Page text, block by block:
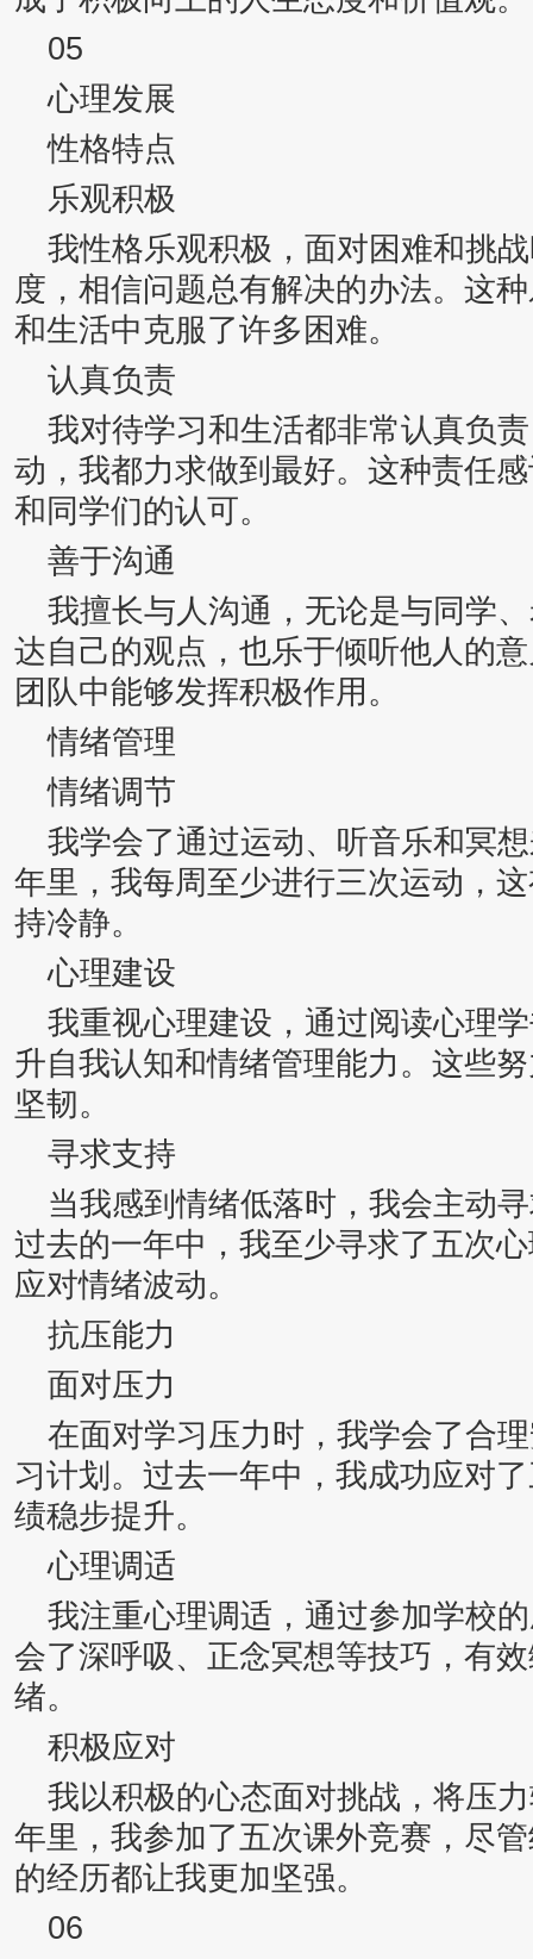
05
心理发展
性格特点
乐观积极
我性格乐观积极，面对困难和挑
度，相信问题总有解决的办法。这
和生活中克服了许多困难。
认真负责
我对待学习和生活都非常认真负
动，我都力求做到最好。这种责任
和同学们的认可。
善于沟通
我擅长与人沟通，无论是与同学
达自己的观点，也乐于倾听他人的
团队中能够发挥积极作用。
情绪管理
情绪调节
我学会了通过运动、听音乐和冥
年里，我每周至少进行三次运动，
持冷静。
心理建设
我重视心理建设，通过阅读心理
升自我认知和情绪管理能力。这些
坚韧。
寻求支持
当我感到情绪低落时，我会主动
过去的一年中，我至少寻求了五次
应对情绪波动。
抗压能力
面对压力
在面对学习压力时，我学会了合
习计划。过去一年中，我成功应对
绩稳步提升。
心理调适
我注重心理调适，通过参加学校
会了深呼吸、正念冥想等技巧，有
绪。
积极应对
我以积极的心态面对挑战，将压
年里，我参加了五次课外竞赛，尽
的经历都让我更加坚强。
06